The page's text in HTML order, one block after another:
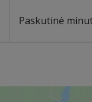
Paskutinė